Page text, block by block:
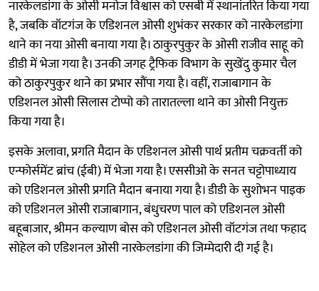
नारकेलडांगा के ओसी मनोज विश्वास को एसबी में स्थानांतरित किया गया
है, जबकि वॉटगंज के एडिशनल ओसी शुभंकर सरकार को नारकेलडांगा
थाने का नया ओसी बनाया गया है। ठाकुरपुकुर के ओसी राजीव साहू को
डीडी में भेजा गया है। उनकी जगह ट्रैफिक विभाग के सुखेंदु कुमार चैल
को ठाकुरपुकुर थाने का प्रभार सौंपा गया है। वहीं, राजाबागान के
एडिशनल ओसी सिलास टोप्पो को तारातल्ला थाने का ओसी नियुक्त
किया गया है।
इसके अलावा, प्रगति मैदान के एडिशनल ओसी पार्थ प्रतीम चक्रवर्ती को
एन्फोर्समेंट ब्रांच (ईबी) में भेजा गया है। एससीओ के सनत चट्टोपाध्याय
को एडिशनल ओसी प्रगति मैदान बनाया गया है। डीडी के सुशोभन पाइक
को एडिशनल ओसी राजाबागान, बंधुचरण पाल को एडिशनल ओसी
बहूबाजार, श्रीमन कल्याण बोस को एडिशनल ओसी वॉटगंज तथा फहाद
सोहेल को एडिशनल ओसी नारकेलडांगा की जिम्मेदारी दी गई है।